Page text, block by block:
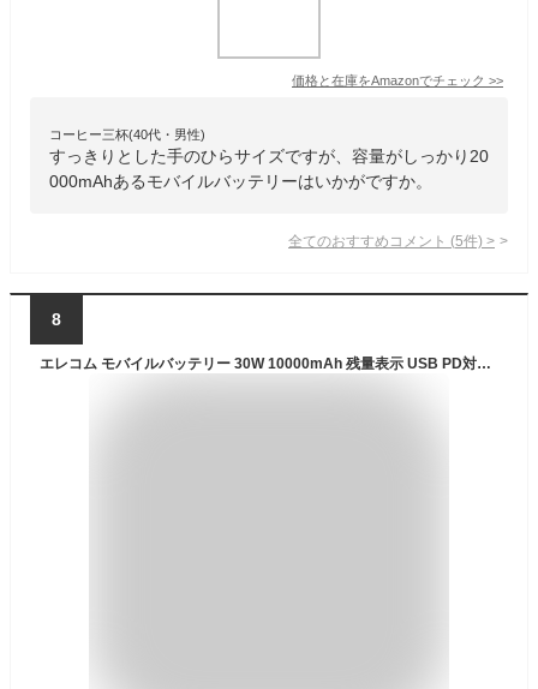
価格と在庫をAmazonでチェック >>
コーヒー三杯(40代・男性)
すっきりとした手のひらサイズですが、容量がしっかり20
000mAhあるモバイルバッテリーはいかがですか。
全てのおすすめコメント (5件) >
8
エレコム モバイルバッテリー 30W 10000mAh 残量表示 USB PD対応 3ポート Type-C×2 USB-A×1 ケーブル別売り ブラック EC-C23LBK